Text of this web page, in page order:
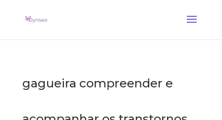
gagueira compreender e